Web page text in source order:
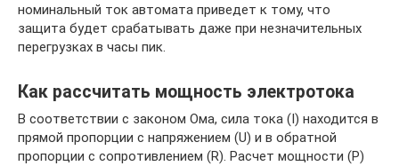
номинальный ток автомата приведет к тому, что
защита будет срабатывать даже при незначительных
перегрузках в часы пик.
Как рассчитать мощность электротока
В соответствии с законом Ома, сила тока (I) находится в
прямой пропорции с напряжением (U) и в обратной
пропорции с сопротивлением (R). Расчет мощности (Р)